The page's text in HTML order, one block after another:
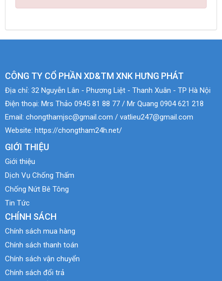
CÔNG TY CỔ PHẦN XD&TM XNK HƯNG PHÁT
Địa chỉ: 32 Nguyễn Lân - Phương Liệt - Thanh Xuân - TP Hà Nội
Điện thoại: Mrs Thảo 0945 81 88 77 / Mr Quang 0904 621 218
Email: chongthamjsc@gmail.com / vatlieu247@gmail.com
Website: https://chongtham24h.net/
GIỚI THIỆU
Giới thiệu
Dịch Vụ Chống Thấm
Chống Nứt Bê Tông
Tin Tức
CHÍNH SÁCH
Chính sách mua hàng
Chính sách thanh toán
Chính sách vận chuyển
Chính sách đổi trả